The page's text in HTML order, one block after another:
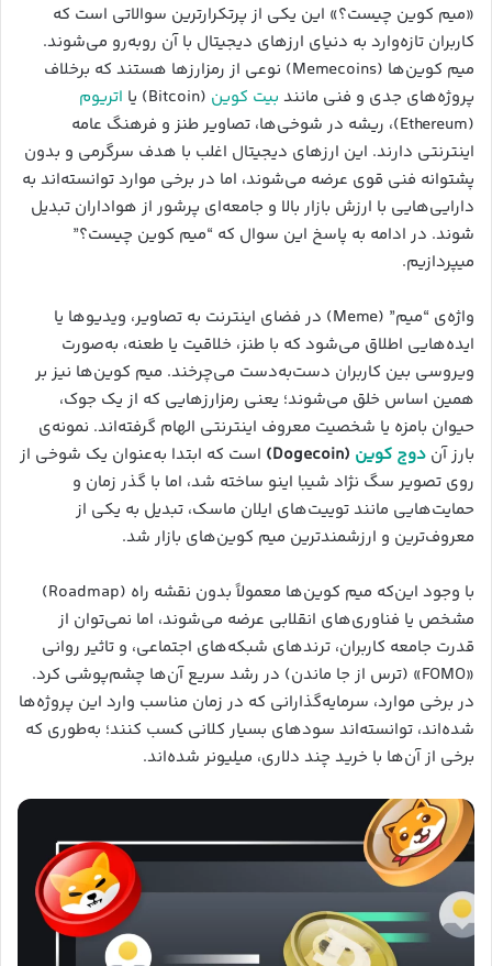
«میم کوین چیست؟» این یکی از پرتکرارترین سوالاتی است که
کاربران تازه‌وارد به دنیای ارزهای دیجیتال با آن روبه‌رو می‌شوند.
میم کوین‌ها (Memecoins) نوعی از رمزارزها هستند که برخلاف
پروژه‌های جدی و فنی مانند بیت‌ کوین (Bitcoin) یا
اتریوم
(Ethereum)، ریشه در شوخی‌ها، تصاویر طنز و فرهنگ عامه
اینترنتی دارند. این ارزهای دیجیتال اغلب با هدف سرگرمی و بدون
پشتوانه فنی قوی عرضه می‌شوند، اما در برخی موارد توانسته‌اند به
دارایی‌هایی با ارزش بازار بالا و جامعه‌ای پرشور از هواداران تبدیل
شوند. در ادامه به پاسخ این سوال که “میم کوین چیست؟”
میپردازیم.
واژه‌ی “میم” (Meme) در فضای اینترنت به تصاویر، ویدیوها یا
ایده‌هایی اطلاق می‌شود که با طنز، خلاقیت یا طعنه، به‌صورت
ویروسی بین کاربران دست‌به‌دست می‌چرخند. میم کوین‌ها نیز بر
همین اساس خلق می‌شوند؛ یعنی رمزارزهایی که از یک جوک،
حیوان بامزه یا شخصیت معروف اینترنتی الهام گرفته‌اند. نمونه‌ی
بارز آن دوج کوین (Dogecoin)
است که ابتدا به‌عنوان یک شوخی از
روی تصویر سگ نژاد شیبا اینو ساخته شد، اما با گذر زمان و
حمایت‌هایی مانند توییت‌های ایلان ماسک، تبدیل به یکی از
معروف‌ترین و ارزشمندترین میم‌ کوین‌های بازار شد.
با وجود این‌که میم کوین‌ها معمولاً بدون نقشه راه (Roadmap)
مشخص یا فناوری‌های انقلابی عرضه می‌شوند، اما نمی‌توان از
قدرت جامعه کاربران، ترندهای شبکه‌های اجتماعی، و تاثیر روانی
«FOMO» (ترس از جا ماندن) در رشد سریع آن‌ها چشم‌پوشی کرد.
در برخی موارد، سرمایه‌گذارانی که در زمان مناسب وارد این پروژه‌ها
شده‌اند، توانسته‌اند سودهای بسیار کلانی کسب کنند؛ به‌طوری که
برخی از آن‌ها با خرید چند دلاری، میلیونر شده‌اند.